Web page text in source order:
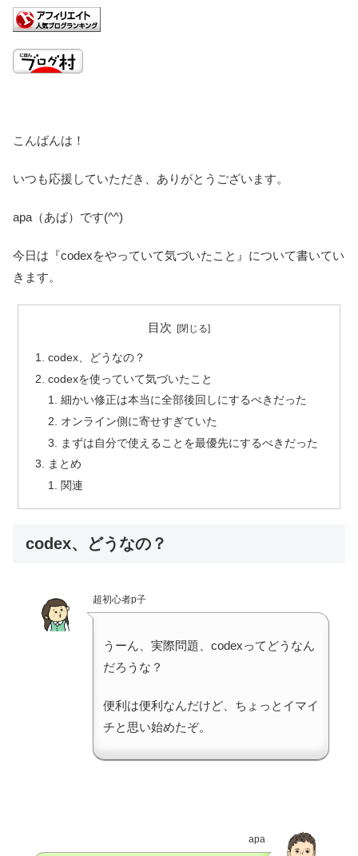
こんばんは！
いつも応援していただき、ありがとうございます。
apa（あぱ）です(^^)
今日は『codexをやっていて気づいたこと』について書いてい
きます。
目次
codex、どうなの？
codexを使っていて気づいたこと
細かい修正は本当に全部後回しにするべきだった
オンライン側に寄せすぎていた
まずは自分で使えることを最優先にするべきだった
まとめ
関連
codex、どうなの？
超初心者p子
うーん、実際問題、codexってどうなん
だろうな？
便利は便利なんだけど、ちょっとイマイ
チと思い始めたぞ。
apa